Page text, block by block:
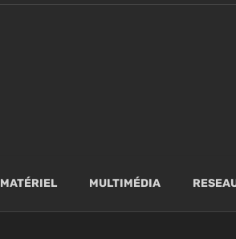
MATÉRIEL MULTIMÉDIA